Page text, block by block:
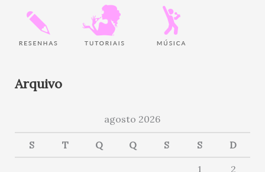
Arquivo
agosto 2026
S T Q Q S S D
1
2